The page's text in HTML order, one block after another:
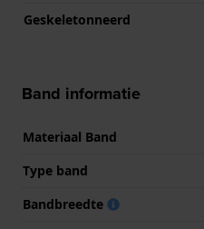
Geskeletonneerd
Band informatie
Materiaal Band
Type band
Bandbreedte